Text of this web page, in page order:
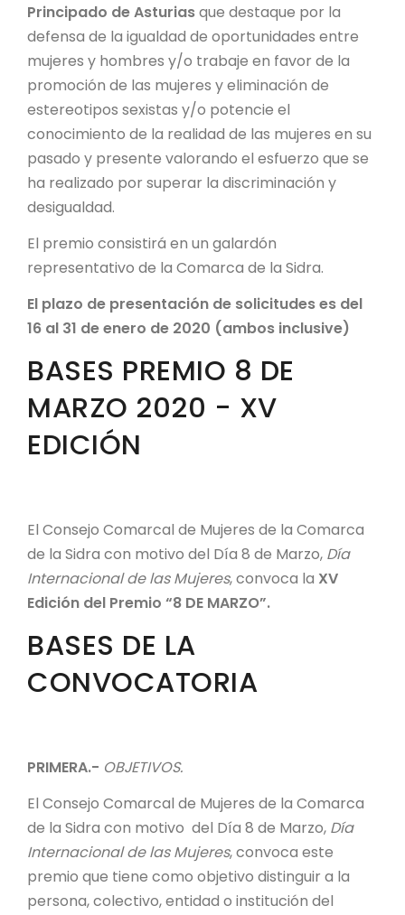
Principado de Asturiasque destaque por la
defensa de la igualdad de oportunidades entre
mujeres y hombres y/o trabaje en favor de la
promoción de las mujeres y eliminación de
estereotipos sexistas y/o potencie el
conocimiento de la realidad de las mujeres en su
pasado y presente valorando el esfuerzo que se
ha realizado por superar la discriminación y
desigualdad.
El premio consistirá en un galardón
representativo de la Comarca de la Sidra.
El plazo de presentación de solicitudes es del
16 al 31 de enero de 2020 (ambos inclusive)
BASES PREMIO 8 DE
MARZO 2020 - XV
EDICIÓN
El Consejo Comarcal de Mujeres de la Comarca
de la Sidra con motivo del Día 8 de Marzo, Día
Internacional de las Mujeres, convoca la XV
Edición del Premio “8 DE MARZO”.
BASES DE LA
CONVOCATORIA
PRIMERA.- OBJETIVOS.
El Consejo Comarcal de Mujeres de la Comarca
de la Sidra con motivo del Día 8 de Marzo, Día
Internacional de las Mujeres, convoca este
premio que tiene como objetivo distinguir a la
persona, colectivo, entidad o institución del